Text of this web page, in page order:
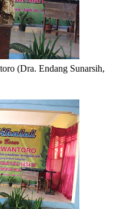
(Dra. Endang Sunarsih,